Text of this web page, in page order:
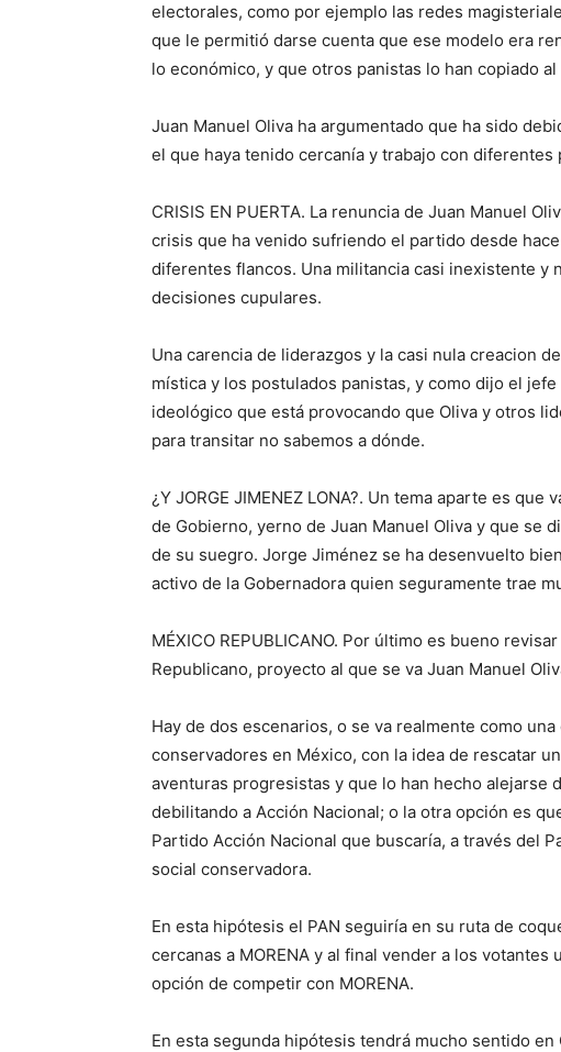
electorales, como por ejemplo las redes
que le permitió darse cuenta que ese modelo era
lo económico, y que otros panistas lo han copiado
Juan Manuel Oliva ha argumentado que ha sido
el que haya tenido cercanía y trabajo con diferentes
CRISIS EN PUERTA. La renuncia de Juan Manuel
crisis que ha venido sufriendo el partido desde
diferentes flancos. Una militancia casi inexistente y
decisiones cupulares.
Una carencia de liderazgos y la casi nula creacion
mística y los postulados panistas, y como dijo el
ideológico que está provocando que Oliva y otros
para transitar no sabemos a dónde.
¿Y JORGE JIMENEZ LONA?. Un tema aparte es
de Gobierno, yerno de Juan Manuel Oliva y que se
de su suegro. Jorge Jiménez se ha desenvuelto
activo de la Gobernadora quien seguramente trae
MÉXICO REPUBLICANO. Por último es bueno
Republicano, proyecto al que se va Juan Manuel
Hay de dos escenarios, o se va realmente como
conservadores en México, con la idea de rescatar
aventuras progresistas y que lo han hecho alejarse
debilitando a Acción Nacional; o la otra opción es
Partido Acción Nacional que buscaría, a través del
social conservadora.
En esta hipótesis el PAN seguiría en su ruta de
cercanas a MORENA y al final vender a los votantes
opción de competir con MORENA.
En esta segunda hipótesis tendrá mucho sentido